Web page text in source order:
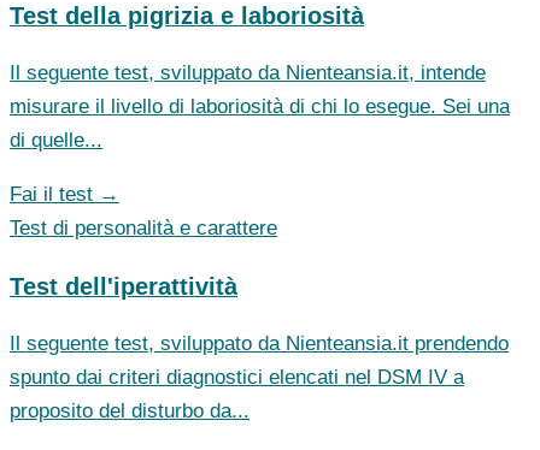
Test della pigrizia e laboriosità
Il seguente test, sviluppato da Nienteansia.it, intende
misurare il livello di laboriosità di chi lo esegue. Sei una
di quelle...
Fai il test →
Test di personalità e carattere
Test dell'iperattività
Il seguente test, sviluppato da Nienteansia.it prendendo
spunto dai criteri diagnostici elencati nel DSM IV a
proposito del disturbo da...